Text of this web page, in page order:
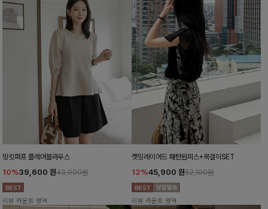
밍킷퍼프 플레어블라우스
10%39,600 원43,900원
리뷰 카운트 영역
캣밍레이어드 패턴원피스+목걸이SET
12%45,900 원52,100원
리뷰 카운트 영역